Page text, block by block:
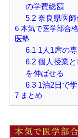
の学費総額
5.2 奈良県医
6 本気で医学部合
医塾
6.1 1人1席の
6.2 個人授業
を伸ばせる
6.31泊2日で
7 まとめ